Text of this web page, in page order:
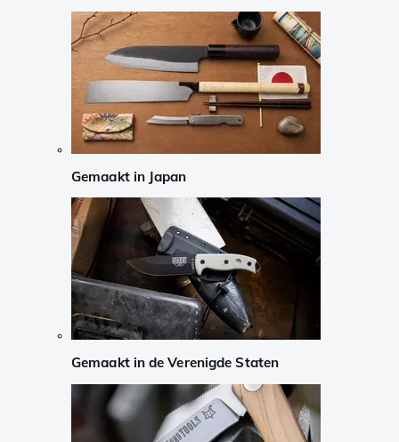
Gemaakt in Japan
Gemaakt in de Verenigde Staten